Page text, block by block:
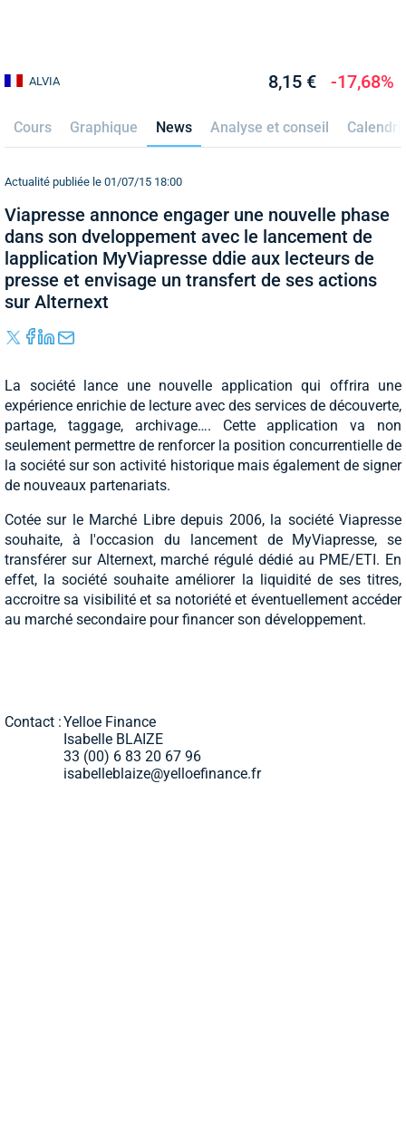
ALVIA 8,15 € -17,68%
Cours Graphique News Analyse et conseil
Actualité publiée le 01/07/15 18:00
Viapresse annonce engager une nouvelle phase
dans son dveloppement avec le lancement de
lapplication MyViapresse ddie aux lecteurs de
presse et envisage un transfert de ses actions
sur Alternext
La société lance une nouvelle application qui offrira une
expérience enrichie de lecture avec des services de découverte,
partage, taggage, archivage…. Cette application va non
seulement permettre de renforcer la position concurrentielle de
la société sur son activité historique mais également de signer
de nouveaux partenariats.
Cotée sur le Marché Libre depuis 2006, la société Viapresse
souhaite, à l'occasion du lancement de MyViapresse, se
transférer sur Alternext, marché régulé dédié au PME/ETI. En
effet, la société souhaite améliorer la liquidité de ses titres,
accroitre sa visibilité et sa notoriété et éventuellement accéder
au marché secondaire pour financer son développement.
Contact :Yelloe Finance
Isabelle BLAIZE
33 (00) 6 83 20 67 96
isabelleblaize@yelloefinance.fr